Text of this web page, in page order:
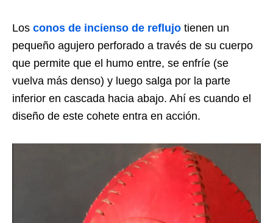
Los conos de incienso de reflujo tienen un
pequeño agujero perforado a través de su cuerpo
que permite que el humo entre, se enfríe (se
vuelva más denso) y luego salga por la parte
inferior en cascada hacia abajo. Ahí es cuando el
diseño de este cohete entra en acción.